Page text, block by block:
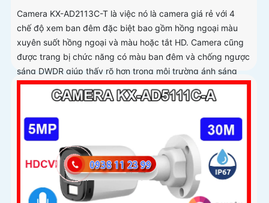
Camera KX-AD2113C-T là việc nó là camera giá rẻ với 4
chế độ xem ban đêm đặc biệt bao gồm hồng ngoại màu
xuyên suốt hồng ngoại và màu hoặc tắt HD. Camera cũng
được trang bị chức năng có màu ban đêm và chống ngược
sáng DWDR giúp thấy rõ hơn trong môi trường ánh sáng
ngược